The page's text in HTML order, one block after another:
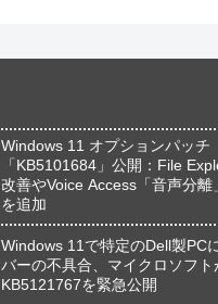
Windows 11 オプションパッチ
「KB5101684」公開：File
改善やVoice Access「音声分離
を追加
Windows 11で特定のDell製PC
バーの不具合、マイクロソフト
KB5121767を緊急公開